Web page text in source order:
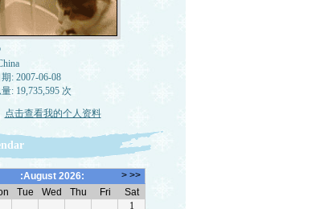
: 2007-06-08
: 19,735,595 次
点击查看我的个人资料